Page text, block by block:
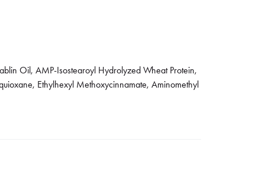
Oil, AMP-Isostearoyl Hydrolyzed Wheat Protein,
Ethylhexyl Methoxycinnamate, Aminomethyl